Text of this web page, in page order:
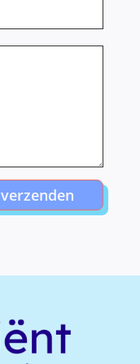
verzenden